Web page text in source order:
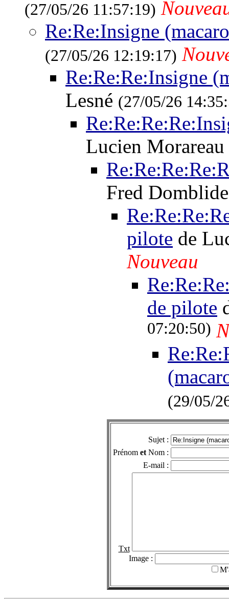
(27/05/26 11:57:19)
Re:Re:Insigne
(27/05/26 12:19:17)
Re:Re:Re:Insigne
Lesné (27/05/26
Lucien Morareau
Fred
pilote de
Nouveau
de pilote
07:20:50)
(29/05/
Sujet :
Prénom et Nom :
E-mail :
Txt
Image :